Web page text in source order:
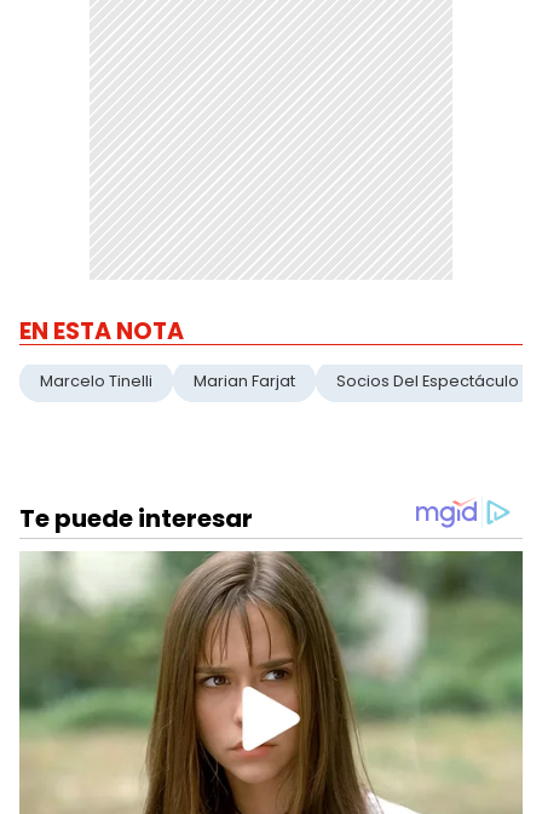
EN ESTA NOTA
Marcelo Tinelli Marian Farjat Socios Del Espectáculo